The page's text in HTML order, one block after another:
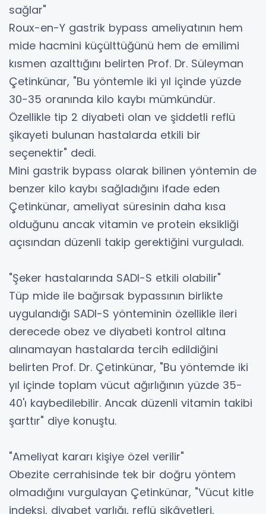
sağlar"
Roux-en-Y gastrik bypass ameliyatının hem
mide hacmini küçülttüğünü hem de emilimi
kısmen azalttığını belirten Prof. Dr. Süleyman
Çetinkünar, "Bu yöntemle iki yıl içinde yüzde
30-35 oranında kilo kaybı mümkündür.
Özellikle tip 2 diyabeti olan ve şiddetli reflü
şikayeti bulunan hastalarda etkili bir
seçenektir" dedi.
Mini gastrik bypass olarak bilinen yöntemin de
benzer kilo kaybı sağladığını ifade eden
Çetinkünar, ameliyat süresinin daha kısa
olduğunu ancak vitamin ve protein eksikliği
açısından düzenli takip gerektiğini vurguladı.
"Şeker hastalarında SADI-S etkili olabilir"
Tüp mide ile bağırsak bypassının birlikte
uygulandığı SADI-S yönteminin özellikle ileri
derecede obez ve diyabeti kontrol altına
alınamayan hastalarda tercih edildiğini
belirten Prof. Dr. Çetinkünar, "Bu yöntemde iki
yıl içinde toplam vücut ağırlığının yüzde 35-
40'ı kaybedilebilir. Ancak düzenli vitamin takibi
şarttır" diye konuştu.
"Ameliyat kararı kişiye özel verilir"
Obezite cerrahisinde tek bir doğru yöntem
olmadığını vurgulayan Çetinkünar, "Vücut kitle
indeksi, diyabet varlığı, reflü şikâyetleri,